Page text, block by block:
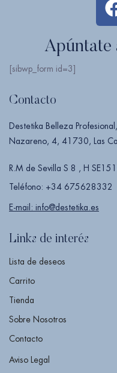
Apúntate
[sibwp_form id=3]
Contacto
Destetika Belleza
Nazareno, 4, 41730, Las
R.M de Sevilla S 8 , H
Teléfono: +34 675628332
E-mail: info@destetika.es
Links de interés
Lista de deseos
Carrito
Tienda
Sobre Nosotros
Contacto
Aviso Legal